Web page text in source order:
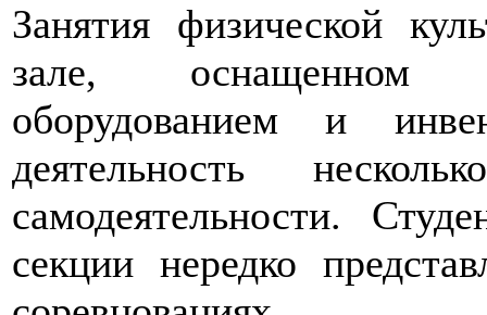
Занятия физической
зале, оснащенном
оборудованием и
деятельность
самодеятельности.
секции нередко